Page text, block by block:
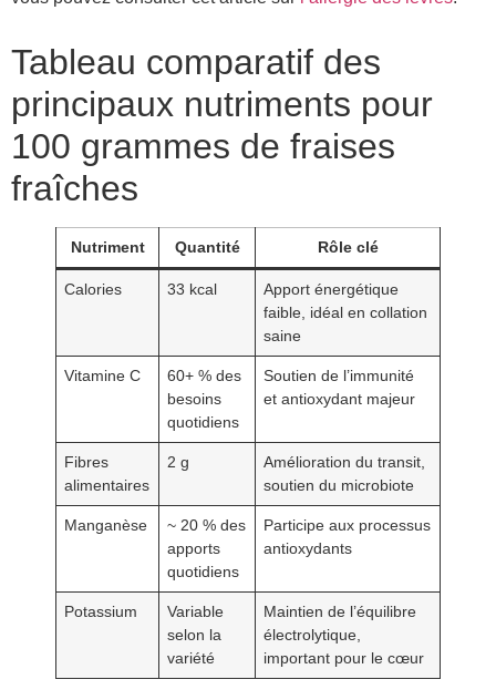
Tableau comparatif des
principaux nutriments pour
100 grammes de fraises
fraîches
Nutriment Quantité Rôle clé
Calories 33 kcal
Apport énergétique
faible, idéal en collation
saine
Vitamine C
60+ % des
besoins
quotidiens
Soutien de l’immunité
et antioxydant majeur
Fibres
alimentaires
2 g
Amélioration du transit,
soutien du microbiote
Manganèse
~ 20 % des
apports
quotidiens
Participe aux processus
antioxydants
Potassium
Variable
selon la
variété
Maintien de l’équilibre
électrolytique,
important pour le cœur